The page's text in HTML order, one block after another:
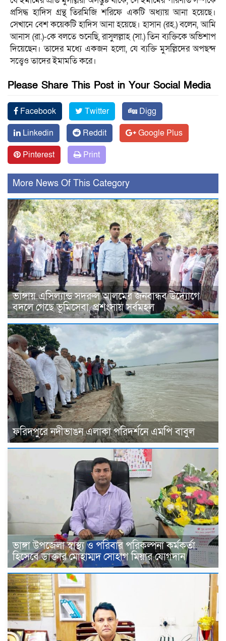
প্রসিদ্ধ হাদিস গ্রন্থ তিরমিজি শরিফে একটি অধ্যায় আনা হয়েছে।
সেখানে বেশ কয়েকটি হাদিস আনা হয়েছে। হাসান (রহ.) বলেন, আমি
আনাস (রা.)-কে বলতে শুনেছি, রাসুলল্লাহ (সা.) তিন ব্যক্তিকে অভিশাপ
দিয়েছেন। তাদের মধ্যে একজন হলো, যে ব্যক্তি মুসল্লিদের অপছন্দ
সত্ত্বেও তাদের ইমামতি করে।
Please Share This Post in Your Social Media
Facebook Twitter
Digg
Linkedin
Reddit
Google Plus
Pinterest
Print
More News Of This Category
ভাঙ্গায় এসিল্যান্ড সদরুল আলমের জনবান্ধব উদ্যোগে
বদলে গেছে ভূমিসেবা, প্রশংসায় সর্বমহল
ফরিদপুরে নদীভাঙন এলাকা পরিদর্শনে এমপি বাবুল
ভাঙ্গা উপজেলা স্বাস্থ্য ও পরিবার পরিকল্পনা কর্মকর্তা
হিসেবে ডাক্তার মোহাম্মদ সোহাগ মিয়ার যোগদান